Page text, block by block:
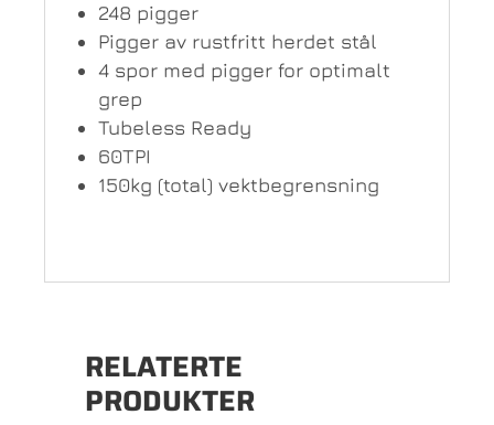
248 pigger
Pigger av rustfritt herdet stål
4 spor med pigger for optimalt
grep
Tubeless Ready
60TPI
150kg (total) vektbegrensning
RELATERTE
PRODUKTER